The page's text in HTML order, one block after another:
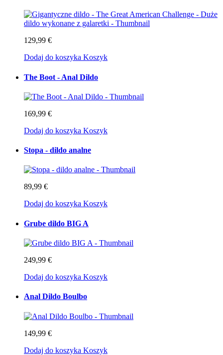
129,99 €
Dodaj do koszyka Koszyk
The Boot - Anal Dildo
169,99 €
Dodaj do koszyka Koszyk
Stopa - dildo analne
89,99 €
Dodaj do koszyka Koszyk
Grube dildo BIG A
249,99 €
Dodaj do koszyka Koszyk
Anal Dildo Boulbo
149,99 €
Dodaj do koszyka Koszyk